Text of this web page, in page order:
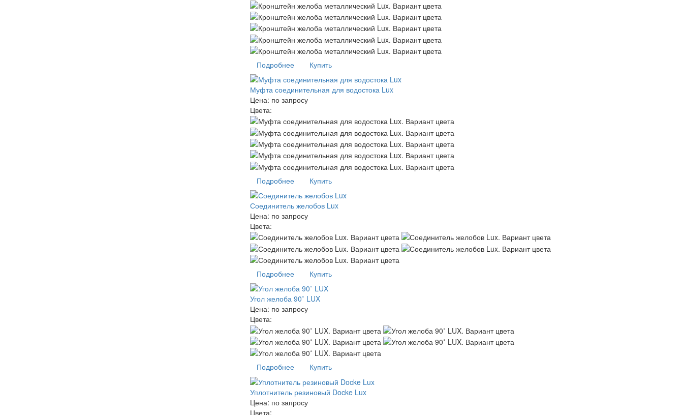
Подробнее Купить
Муфта соединительная для водостока Lux
Цена: по запросу
Цвета:
Подробнее Купить
Соединитель желобов Lux
Цена: по запросу
Цвета:
Подробнее Купить
Угол желоба 90˚ LUX
Цена: по запросу
Цвета:
Подробнее Купить
Уплотнитель резиновый Docke Lux
Цена: по запросу
Цвета: